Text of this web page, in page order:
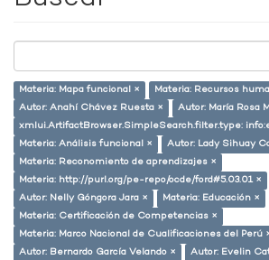
Materia: Mapa funcional ×
Materia: Recursos
Autor: Anahí Chávez Ruesta ×
Autor: María Rosa
xmlui.ArtifactBrowser.SimpleSearch.filter.type:
Materia: Análisis funcional ×
Autor: Lady Sihuay
Materia: Reconomiento de aprendizajes ×
Materia: http://purl.org/pe-repo/ocde/ford#5.03.01 ×
Autor: Nelly Góngora Jara ×
Materia: Educación ×
Materia: Certificación de Competencias ×
Materia: Marco Nacional de Cualificaciones del Perú
Autor: Bernardo García Velando ×
Autor: Evelin